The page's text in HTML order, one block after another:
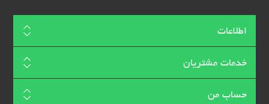
اطلاعات
خدمات مشتریان
حساب من